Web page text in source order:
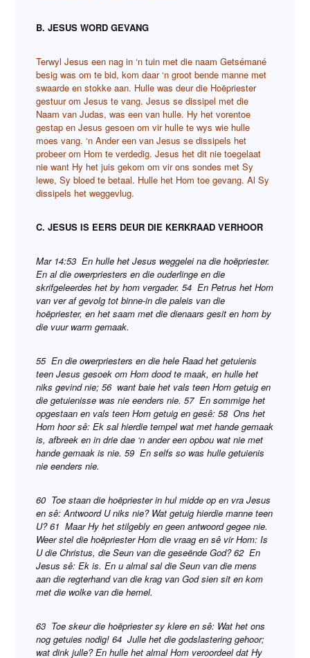
B. JESUS WORD GEVANG
Terwyl Jesus een nag in ‘n tuin met die naam Getsémané
besig was om te bid, kom daar ‘n groot bende manne met
swaarde en stokke aan. Hulle was deur die Hoëpriester
gestuur om Jesus te vang. Jesus se dissipel met die
Naam van Judas, was een van hulle. Hy het vorentoe
gestap en Jesus gesoen om vir hulle te wys wie hulle
moes vang. ‘n Ander een van Jesus se dissipels het
probeer om Hom te verdedig. Jesus het dit nie toegelaat
nie want Hy het juis gekom om vir ons sondes met Sy
lewe, Sy bloed te betaal. Hulle het Hom toe gevang. Al Sy
dissipels het weggevlug.
C. JESUS IS EERS DEUR DIE KERKRAAD VERHOOR
Mar 14:53 En hulle het Jesus weggelei na die hoëpriester.
En al die owerpriesters en die ouderlinge en die
skrifgeleerdes het by hom vergader. 54 En Petrus het Hom
van ver af gevolg tot binne-in die paleis van die
hoëpriester, en het saam met die dienaars gesit en hom by
die vuur warm gemaak.
55 En die owerpriesters en die hele Raad het getuienis
teen Jesus gesoek om Hom dood te maak, en hulle het
niks gevind nie; 56 want baie het vals teen Hom getuig en
die getuienisse was nie eenders nie. 57 En sommige het
opgestaan en vals teen Hom getuig en gesê:58 Ons het
Hom hoor sê: Ek sal hierdie tempel wat met hande gemaak
is, afbreek en in drie dae ‘n ander een opbou wat nie met
hande gemaak is nie. 59 En selfs so was hulle getuienis
nie eenders nie.
60 Toe staan die hoëpriester in hul midde op en vra Jesus
en sê: Antwoord U niks nie? Wat getuig hierdie manne teen
U? 61 Maar Hy het stilgebly en geen antwoord gegee nie.
Weer stel die hoëpriester Hom die vraag en sê vir Hom: Is
U die Christus, die Seun van die geseënde God? 62 En
Jesus sê: Ek is. En u almal sal die Seun van die mens
aan die regterhand van die krag van God sien sit en kom
met die wolke van die hemel.
63 Toe skeur die hoëpriester sy klere en sê: Wat het ons
nog getuies nodig! 64 Julle het die godslastering gehoor;
wat dink julle? En hulle het almal Hom veroordeel dat Hy